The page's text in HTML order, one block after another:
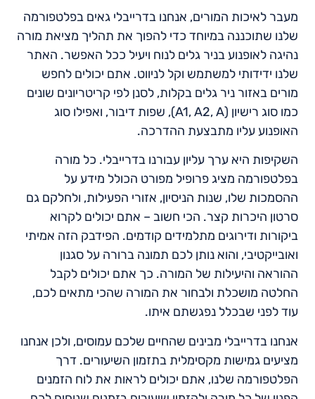
מעבר לאיכות המורים, אנחנו בדרייבלי גאים בפלטפורמה
שלנו שתוכננה במיוחד כדי להפוך את תהליך מציאת מורה
נהיגה לאופנוע בניר גלים לנוח ויעיל ככל האפשר. האתר
שלנו ידידותי למשתמש וקל לניווט. אתם יכולים לחפש
מורים באזור ניר גלים בקלות, לסנן לפי קריטריונים שונים
כמו סוג רישיון (A1, A2, A), שפות דיבור, ואפילו סוג
האופנוע עליו מתבצעת ההדרכה.
השקיפות היא ערך עליון עבורנו בדרייבלי. כל מורה
בפלטפורמה מציג פרופיל מפורט הכולל מידע על
ההסמכות שלו, שנות הניסיון, אזורי הפעילות, ולחלקם גם
סרטון היכרות קצר. הכי חשוב – אתם יכולים לקרוא
ביקורות ודירוגים מתלמידים קודמים. הפידבק הזה אמיתי
ואובייקטיבי, והוא נותן לכם תמונה ברורה על סגנון
ההוראה והיעילות של המורה. כך אתם יכולים לקבל
החלטה מושכלת ולבחור את המורה שהכי מתאים לכם,
עוד לפני שבכלל נפגשתם איתו.
אנחנו בדרייבלי מבינים שהחיים שלכם עמוסים, ולכן אנחנו
מציעים גמישות מקסימלית בתזמון השיעורים. דרך
הפלטפורמה שלנו, אתם יכולים לראות את לוח הזמנים